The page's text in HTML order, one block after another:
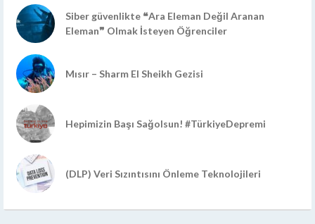
Siber güvenlikte ❝Ara Eleman Değil Aranan
Eleman❞ Olmak İsteyen Öğrenciler
Mısır – Sharm El Sheikh Gezisi
Hepimizin Başı Sağolsun! #TürkiyeDepremi
(DLP) Veri Sızıntısını Önleme Teknolojileri